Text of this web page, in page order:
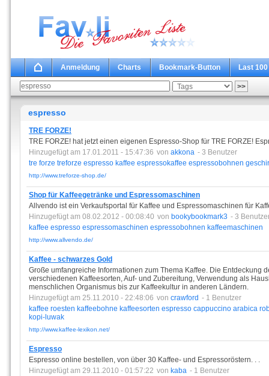
Anmeldung Charts Bookmark-Button Last 100
espresso
TRE FORZE!
TRE FORZE! hat jetzt einen eigenen Espresso-Shop für TRE FORZE!
Hinzugefügt am 17.01.2011 - 15:47:36 von akkona - 3 Benutzer
tre forze treforze espresso kaffee espressokaffee espressobohnen
http://www.treforze-shop.de/
Shop für Kaffeegetränke und Espressomaschinen
Allvendo ist ein Verkaufsportal für Kaffee und Espressomaschinen für
Hinzugefügt am 08.02.2012 - 00:08:40 von bookybookmark3 - 3
kaffee espresso espressomaschinen espressobohnen kaffeemaschinen
http://www.allvendo.de/
Kaffee - schwarzes Gold
Große umfangreiche Informationen zum Thema Kaffee. Die Entdeckung
verschiedenen Kaffeesorten, Auf- und Zubereitung, Verwendung als
menschlichen Organismus bis zur Kaffeekultur in anderen Ländern.
Hinzugefügt am 25.11.2010 - 22:48:06 von crawford - 1 Benutzer
kaffee roesten kaffeebohne kaffeesorten espresso cappuccino arabica
kopi-luwak
http://www.kaffee-lexikon.net/
Espresso
Espresso online bestellen, von über 30 Kaffee- und Espressoröstern. . .
Hinzugefügt am 29.11.2010 - 01:57:22 von kaba - 1 Benutzer